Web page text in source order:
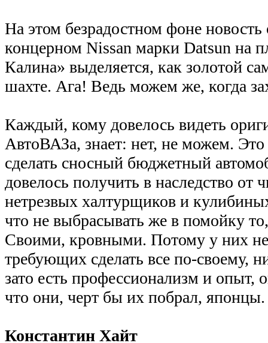
На этом безрадостном фоне
концерном Nissan марки Datsun на
Калина» выделяется, как золотой
шахте. Ага! Ведь можем же, когда
Каждый, кому довелось видеть
АвтоВАЗа, знает: нет, не можем.
сделать сносный бюджетный
довелось получить в наследство от
нетрезвых халтурщиков и
что не выбрасывать же в помойку
Своими, кровными. Потому у них
требующих сделать все по-своему,
зато есть профессионализм и опыт,
что они, черт бы их побрал, японцы.
Константин Хайт